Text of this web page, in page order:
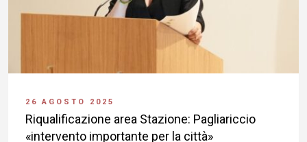
26 AGOSTO 2025
Riqualificazione area Stazione: Pagliariccio
«intervento importante per la città»